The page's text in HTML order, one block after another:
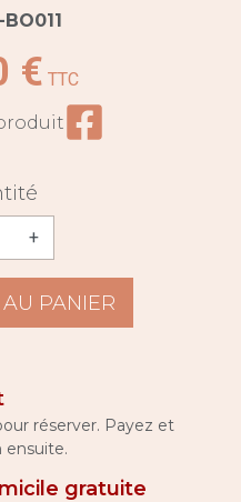
€ TTC
+
PANIER
réserver. Payez et
ensuite.
gratuite